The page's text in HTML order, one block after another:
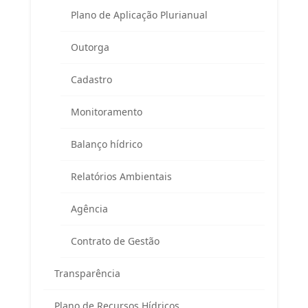
Plano de Aplicação Plurianual
Outorga
Cadastro
Monitoramento
Balanço hídrico
Relatórios Ambientais
Agência
Contrato de Gestão
Transparência
Plano de Recursos Hídricos
Comitê Guandu-RJ
Esqueceu sua senha?